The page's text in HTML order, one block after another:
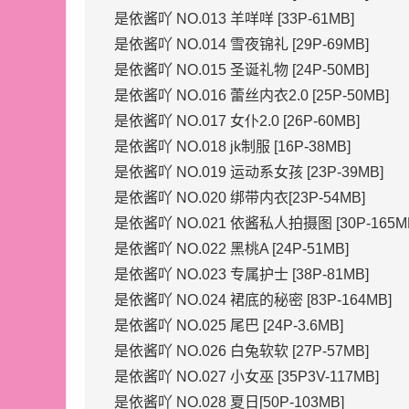
是依酱吖 NO.013 羊咩咩 [33P-61MB]
是依酱吖 NO.014 雪夜锦礼 [29P-69MB]
是依酱吖 NO.015 圣诞礼物 [24P-50MB]
是依酱吖 NO.016 蕾丝内衣2.0 [25P-50MB]
是依酱吖 NO.017 女仆2.0 [26P-60MB]
是依酱吖 NO.018 jk制服 [16P-38MB]
是依酱吖 NO.019 运动系女孩 [23P-39MB]
是依酱吖 NO.020 绑带内衣[23P-54MB]
是依酱吖 NO.021 依酱私人拍摄图 [30P-
是依酱吖 NO.022 黑桃A [24P-51MB]
是依酱吖 NO.023 专属护士 [38P-81MB]
是依酱吖 NO.024 裙底的秘密 [83P-164MB]
是依酱吖 NO.025 尾巴 [24P-3.6MB]
是依酱吖 NO.026 白兔软软 [27P-57MB]
是依酱吖 NO.027 小女巫 [35P3V-117MB]
是依酱吖 NO.028 夏日[50P-103MB]